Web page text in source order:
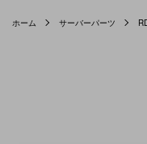
ホーム サーバーパーツ